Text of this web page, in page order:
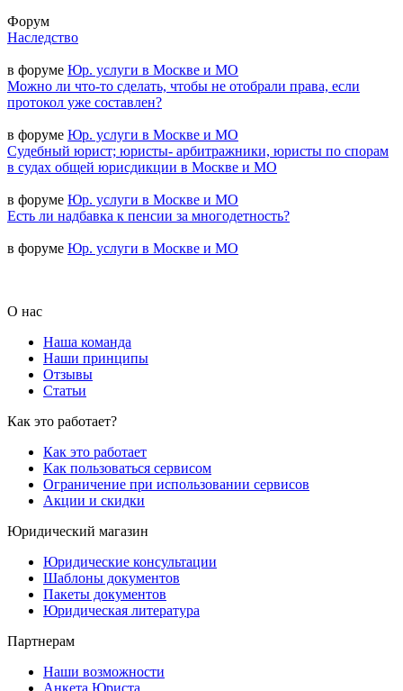
Форум
Наследство
в форуме Юр. услуги в Москве и МО
Можно ли что-то сделать, чтобы не отобрали права, если
протокол уже составлен?
в форуме Юр. услуги в Москве и МО
Судебный юрист; юристы- арбитражники, юристы по спорам
в судах общей юрисдикции в Москве и МО
в форуме Юр. услуги в Москве и МО
Есть ли надбавка к пенсии за многодетность?
в форуме Юр. услуги в Москве и МО
О нас
Наша команда
Наши принципы
Отзывы
Статьи
Как это работает?
Как это работает
Как пользоваться сервисом
Ограничение при использовании сервисов
Акции и скидки
Юридический магазин
Юридические консультации
Шаблоны документов
Пакеты документов
Юридическая литература
Партнерам
Наши возможности